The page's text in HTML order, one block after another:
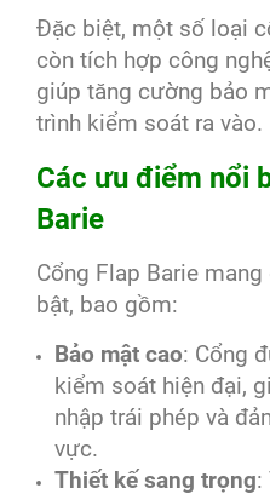
Đặc biệt, một số loại
còn tích hợp công
giúp tăng cường bảo
trình kiểm soát ra vào.
Các ưu điểm nổi
Barie
Cổng Flap Barie
bật, bao gồm:
Bảo mật cao: Cổng
kiểm soát hiện đại,
nhập trái phép và
vực.
Thiết kế sang trọng: